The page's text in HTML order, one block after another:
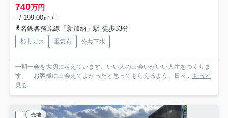
740万円
- / 199.00㎡ / -
名鉄各務原線「新加納」駅 徒歩33分
都市ガス 電気有 公共下水
一期一会を大切に考えています。いい人の出会いがいい人生をつくりま
す。 お客様に出会えてよかったと思ってもらえるよう、日々...
もっと
見る
売地